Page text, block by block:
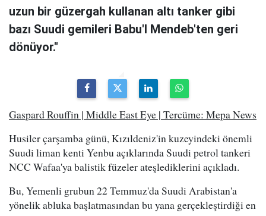
uzun bir güzergah kullanan altı tanker gibi
bazı Suudi gemileri Babu'l Mendeb'ten geri
dönüyor."
Gaspard Rouffin | Middle East Eye | Tercüme: Mepa News
Husiler çarşamba günü, Kızıldeniz'in kuzeyindeki önemli
Suudi liman kenti Yenbu açıklarında Suudi petrol tankeri
NCC Wafaa'ya balistik füzeler ateşlediklerini açıkladı.
Bu, Yemenli grubun 22 Temmuz'da Suudi Arabistan'a
yönelik abluka başlatmasından bu yana gerçekleştirdiği en